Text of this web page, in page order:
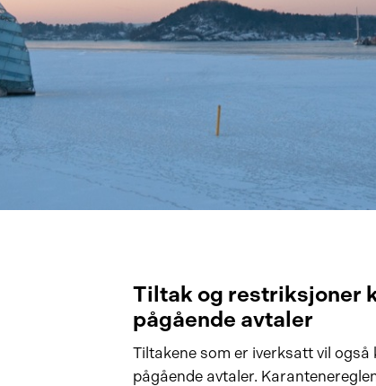
Tiltak og restriksjoner
pågående avtaler
Tiltakene som er iverksatt vil
pågående avtaler.